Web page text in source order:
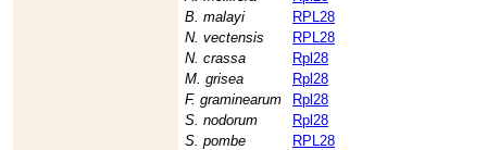
B. malayi
RPL28
N. vectensis
RPL28
N. crassa
Rpl28
M. grisea
Rpl28
F. graminearum
Rpl28
S. nodorum
Rpl28
S. pombe
RPL28